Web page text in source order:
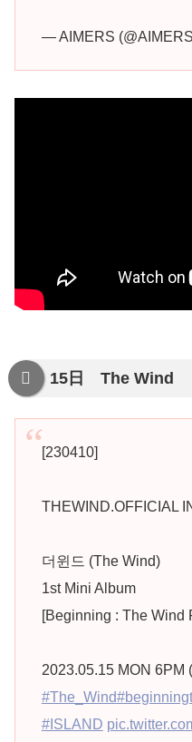
— AIMERS
15日 The Wind
[230410]
THEWIND.OFFICIAL
더윈드 (The Wind)
1st Mini Album
[Beginning : The Wind
2023.05.15 MON 6PM
#The_Wind
#ISLAND